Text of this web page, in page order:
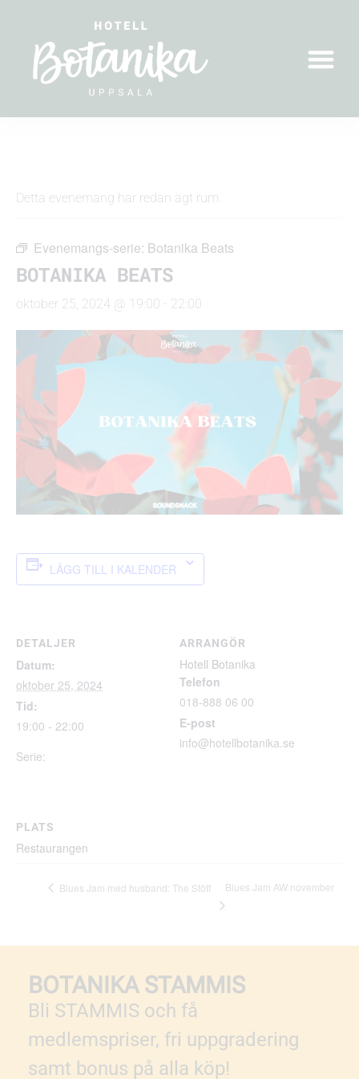
Detta evenemang har redan ägt rum.
Evenemangs-serie: Botanika Beats
BOTANIKA BEATS
oktober 25, 2024 @ 19:00 - 22:00
LÄGG TILL I KALENDER
DETALJER
Datum:
oktober 25, 2024
Tid:
19:00 - 22:00
Serie:
ARRANGÖR
Hotell Botanika
Telefon
018-888 06 00
E-post
info@hotellbotanika.se
PLATS
Restaurangen
Blues Jam med husband: The Stöff Blues Jam AW november
BOTANIKA STAMMIS
Bli STAMMIS och få
medlemspriser, fri uppgradering
samt bonus på alla köp!